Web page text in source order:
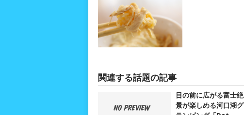
関連する話題の記事
目の前に広がる富士絶
景が楽しめる河口湖グ